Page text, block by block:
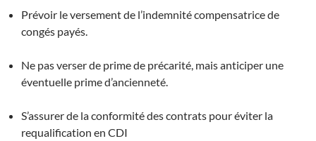
Prévoir le versement de l’indemnité compensatrice de
congés payés.
Ne pas verser de prime de précarité, mais anticiper une
éventuelle prime d’ancienneté.
S’assurer de la conformité des contrats pour éviter la
requalification en CDI